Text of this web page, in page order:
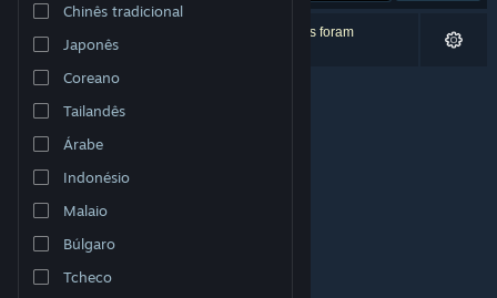
Alterar idioma
Baixe o aplicativo móvel do Steam
Ver versão para computadores
Chinês tradicional
Japonês
Coreano
Tailandês
Árabe
Indonésio
Malaio
Búlgaro
Tcheco
0 resultados correspondem à sua busca. 2 títulos foram
excluídos de acordo com as suas preferências.